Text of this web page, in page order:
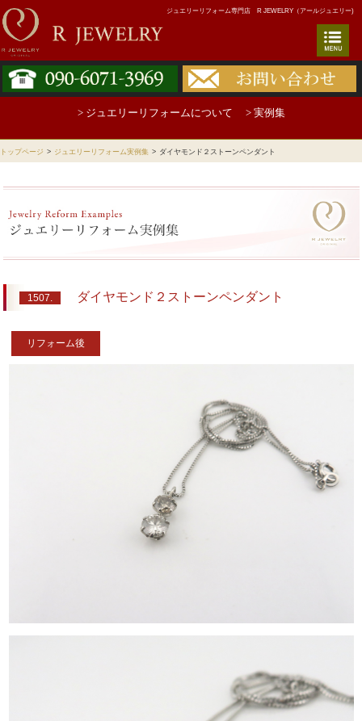
ジュエリーリフォーム専門店 R JEWELRY（アールジュエリー)
> ジュエリーリフォームについて > 実例集
トップページ > ジュエリーリフォーム実例集 > ダイヤモンド２ストーンペンダント
1507. ダイヤモンド２ストーンペンダント
リフォーム後